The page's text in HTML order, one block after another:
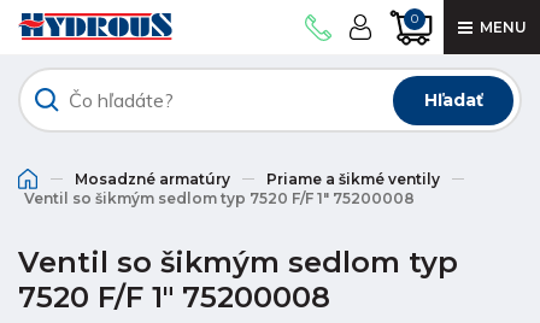
0 MENU
Hľadať
Mosadzné armatúry
Priame a šikmé ventily
Ventil so šikmým sedlom typ 7520 F/F 1" 75200008
Ventil so šikmým sedlom typ
7520 F/F 1" 75200008